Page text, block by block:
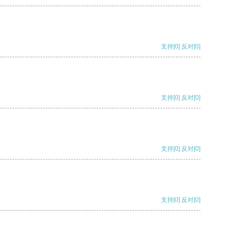
支持[0] 反对[0]
支持[0] 反对[0]
支持[0] 反对[0]
支持[0] 反对[0]